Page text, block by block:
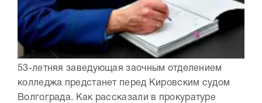
53-летняя заведующая заочным отделением
колледжа предстанет перед Кировским судом
Волгограда. Как рассказали в прокуратуре